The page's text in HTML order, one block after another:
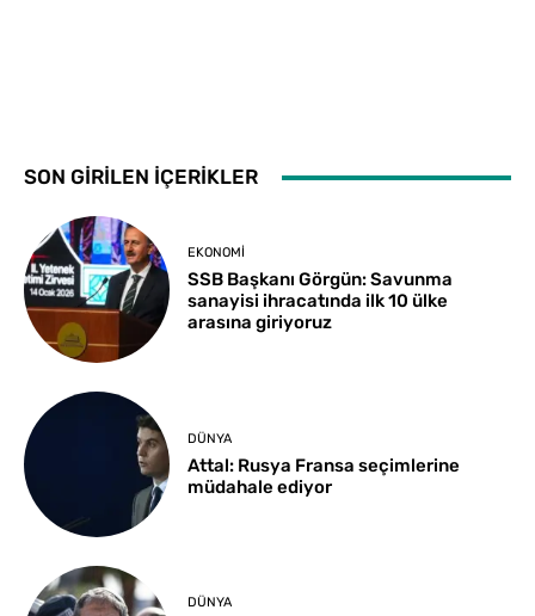
SON GİRİLEN İÇERİKLER
EKONOMI
SSB Başkanı Görgün: Savunma
sanayisi ihracatında ilk 10 ülke
arasına giriyoruz
DÜNYA
Attal: Rusya Fransa seçimlerine
müdahale ediyor
DÜNYA